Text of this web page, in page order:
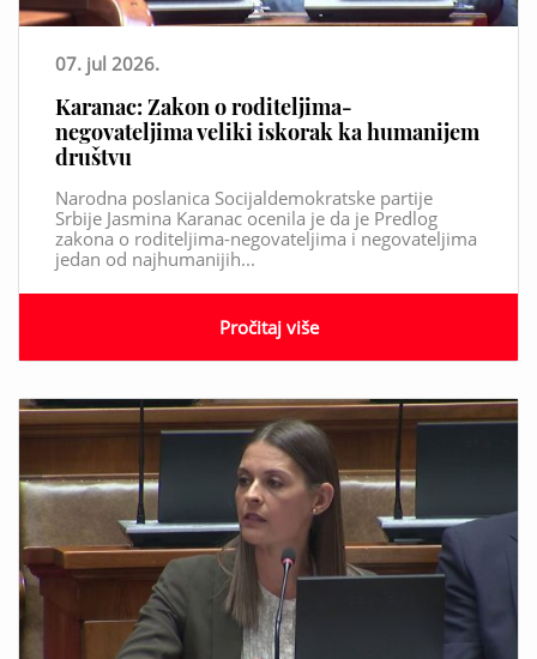
07. jul 2026.
Karanac: Zakon o roditeljima-
negovateljima veliki iskorak ka humanijem
društvu
Narodna poslanica Socijaldemokratske partije
Srbije Jasmina Karanac ocenila je da je Predlog
zakona o roditeljima-negovateljima i negovateljima
jedan od najhumanijih...
Pročitaj više